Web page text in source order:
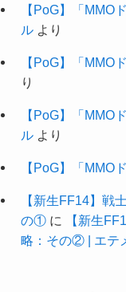
【PoG】「MMO
ルより
【PoG】「MMO
り
【PoG】「MMO
ルより
【PoG】「MMO
【新生FF14】戦
の①に
【新生
略：その② | エテ